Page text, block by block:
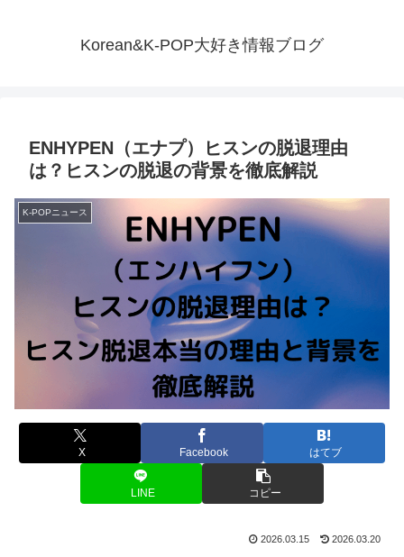
Korean&K-POP大好き情報ブログ
ENHYPEN（エナプ）ヒスンの脱退理由
は？ヒスンの脱退の背景を徹底解説
K-POPニュース
X Facebook はてブ
LINE コピー
2026.03.15 2026.03.20